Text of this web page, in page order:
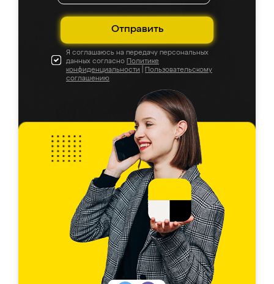
Отправить
Я соглашаюсь на передачу персональных
данных согласно Политике
конфиденциальности
Пользовательскому
соглашению